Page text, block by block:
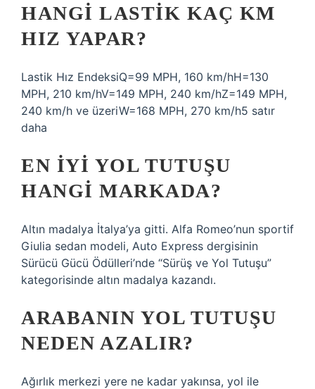
HANGI LASTIK KAÇ KM
HIZ YAPAR?
Lastik Hız EndeksiQ=99 MPH, 160 km/hH=130
MPH, 210 km/hV=149 MPH, 240 km/hZ=149 MPH,
240 km/h ve üzeriW=168 MPH, 270 km/h5 satır
daha
EN IYI YOL TUTUŞU
HANGI MARKADA?
Altın madalya İtalya’ya gitti. Alfa Romeo’nun sportif
Giulia sedan modeli, Auto Express dergisinin
Sürücü Gücü Ödülleri’nde “Sürüş ve Yol Tutuşu”
kategorisinde altın madalya kazandı.
ARABANIN YOL TUTUŞU
NEDEN AZALIR?
Ağırlık merkezi yere ne kadar yakınsa, yol ile